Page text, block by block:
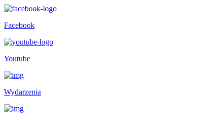
Facebook
Youtube
Wydarzenia